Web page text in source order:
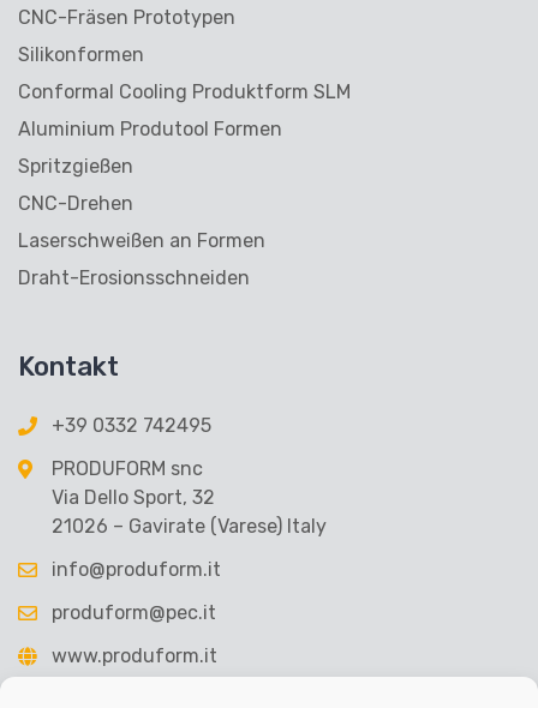
CNC-Fräsen Prototypen
Silikonformen
Conformal Cooling Produktform SLM
Aluminium Produtool Formen
Spritzgießen
CNC-Drehen
Laserschweißen an Formen
Draht-Erosionsschneiden
Kontakt
+39 0332 742495
PRODUFORM snc
Via Dello Sport, 32
21026 – Gavirate (Varese) Italy
info@produform.it
produform@pec.it
www.produform.it